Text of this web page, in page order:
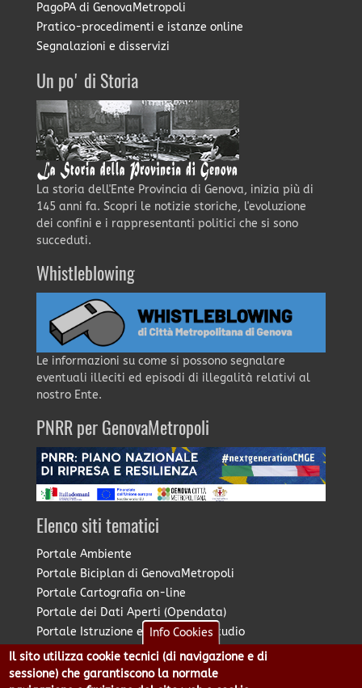
PagoPA di GenovaMetropoli
Pratico-procedimenti e istanze online
Segnalazioni e disservizi
Un po' di Storia
La storia dell'Ente Provincia di Genova, inizia più di
145 anni fa. Scopri le notizie storiche, l'evoluzione
dei confini e i rappresentanti politici che si sono
succeduti.
Whistleblowing
Le informazioni su come si possono segnalare
eventuali illeciti ed episodi di illegalità relativi al
nostro Ente.
PNRR per GenovaMetropoli
Elenco siti tematici
Portale Ambiente
Portale Biciplan di GenovaMetropoli
Portale Cartografia on-line
Portale dei Dati Aperti (Opendata)
Portale Istruzione e Diritto allo Studio
Portale Marketing Territoriale
Portale Piano Strategico Metropolitano
Info Cookies
Il sito utilizza cookie tecnici (di navigazione e di
sessione) che garantiscono la normale